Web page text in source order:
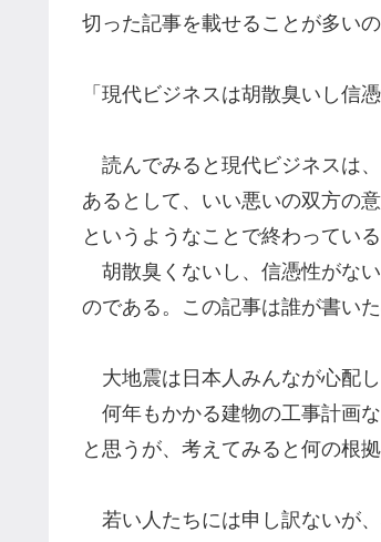
切った記事を載せることが多い
「現代ビジネスは胡散臭いし信
読んでみると現代ビジネスは、
あるとして、いい悪いの双方の
というようなことで終わっている
胡散臭くないし、信憑性がな
のである。この記事は誰が書いた
大地震は日本人みんなが心配
何年もかかる建物の工事計画
と思うが、考えてみると何の根拠
若い人たちには申し訳ないが